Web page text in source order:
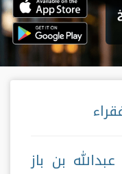
بن باز